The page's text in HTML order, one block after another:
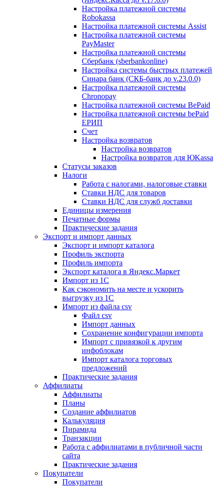
Настройка платежной системы
Robokassa
Настройка платежной системы Assist
Настройка платежной системы
PayMaster
Настройка платежной системы
Сбербанк (sberbankonline)
Настройка системы быстрых платежей
Синара банк (СКБ-банк до v.23.0.0)
Настройка платежной системы
Chronopay
Настройка платежной системы BePaid
Настройка платежной системы bePaid
ЕРИП
Счет
Настройка возвратов
Настройка возвратов
Настройка возвратов для ЮKassa
Статусы заказов
Налоги
Работа с налогами, налоговые ставки
Ставки НДС для товаров
Ставки НДС для служб доставки
Единицы измерения
Печатные формы
Практические задания
Экспорт и импорт данных
Экспорт и импорт каталога
Профиль экспорта
Профиль импорта
Экспорт каталога в Яндекс.Маркет
Импорт из 1С
Как сэкономить на месте и ускорить
выгрузку из 1С
Импорт из файла csv
Файл csv
Импорт данных
Сохранение конфигурации импорта
Импорт с привязкой к другим
инфоблокам
Импорт каталога торговых
предложений
Практические задания
Аффилиаты
Аффилиаты
Планы
Создание аффилиатов
Калькуляция
Пирамида
Транзакции
Работа с аффилиатами в публичной части
сайта
Практические задания
Покупатели
Покупатели